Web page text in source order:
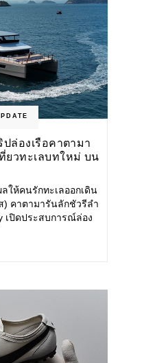
ปล่องเรือคาตามา
ยวทะเลบทใหม่ บน
ให้คนรักทะเลออกเดิน
) คาตามารันลักชัวรีลำ
เปิดประสบการณ์ล่อง
ายแบบโรงแรมระดับ